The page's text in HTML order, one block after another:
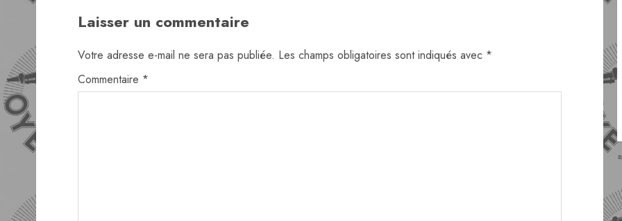
Laisser un commentaire
Votre adresse e-mail ne sera pas publiée. Les champs obligatoires sont indiqués avec *
Commentaire *